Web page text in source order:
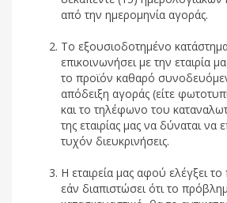
από την ημερομηνία αγοράς.
Το εξουσιοδοτημένο
επικοινωνήσει με την εταιρία
το προϊόν καθαρό
απόδειξη αγοράς (είτε
και το τηλέφωνο του
της εταιρίας μας να δύναται να
τυχόν διευκρινήσεις.
Η εταιρεία μας αφού ελέγξει
εάν διαπιστώσει ότι το